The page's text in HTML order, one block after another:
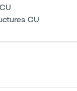
CU